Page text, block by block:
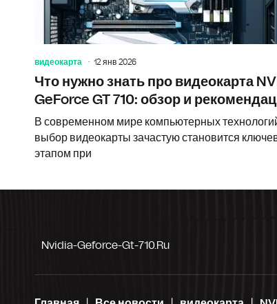
видеокарта 12 янв 2026
Что нужно знать про видеокарта
GeForce GT 710: обзор и
В современном мире компьютерных
выбор видеокарты зачастую становится
этапом при
Nvidia-Geforce-Gt-710.ru